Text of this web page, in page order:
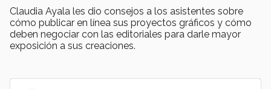
Claudia Ayala les dio consejos a los asistentes sobre
cómo publicar en línea sus proyectos gráficos y cómo
deben negociar con las editoriales para darle mayor
exposición a sus creaciones.